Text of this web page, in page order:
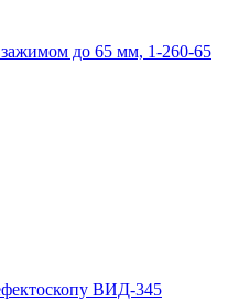
до 65 мм, 1-260-65
ВИД-345